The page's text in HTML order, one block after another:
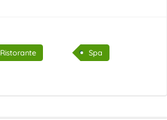
Ristorante Spa